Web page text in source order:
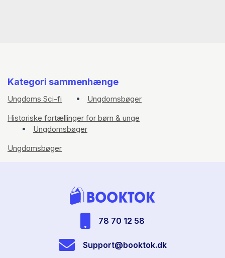
Kategori sammenhænge
Ungdoms Sci-fi
Ungdomsbøger
Historiske fortællinger for børn & unge
Ungdomsbøger
Ungdomsbøger
78 70 12 58
Support@booktok.dk